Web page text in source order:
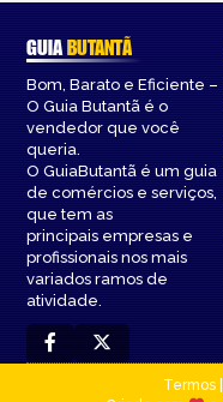
GUIABUTANTÃ
Bom, Barato e Eficiente –
O Guia Butantã é o
vendedor que você
queria.
O GuiaButantã é um guia
de comércios e serviços,
que tem as
principais empresas e
profissionais nos mais
variados ramos de
atividade.
Termos|